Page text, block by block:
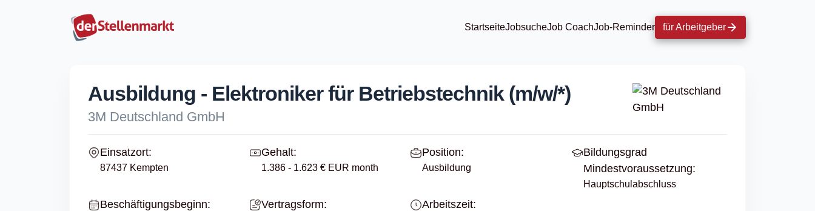
StartseiteJobsucheJob CoachJob-Reminder für Arbeitgeber
Ausbildung - Elektroniker für Betriebstechnik (m/w/*)
3M Deutschland GmbH
Einsatzort:
87437 Kempten
Gehalt:
1.386 - 1.623 € EUR month
Position:
Ausbildung
Bildungsgrad
Mindestvoraussetzung:
Hauptschulabschluss
Beschäftigungsbeginn: Vertragsform: Arbeitszeit: